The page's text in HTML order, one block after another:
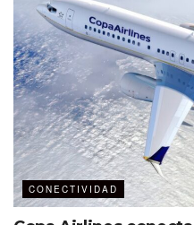
CONECTIVIDAD